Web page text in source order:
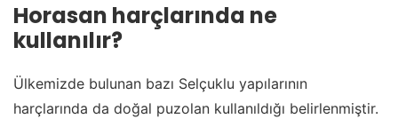
Horasan harçlarında ne
kullanılır?
Ülkemizde bulunan bazı Selçuklu yapılarının
harçlarında da doğal puzolan kullanıldığı belirlenmiştir.